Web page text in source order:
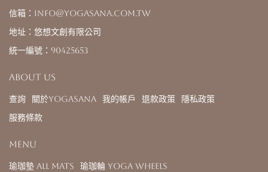
信箱：info@yogasana.com.tw
地址：悠想文創有限公司
統一編號：90425653
About us
查詢 關於YOGASANA 我的帳戶 退款政策
隱私政策
服務條款
Menu
瑜珈墊 All Mats 瑜珈輪 Yoga Wheels